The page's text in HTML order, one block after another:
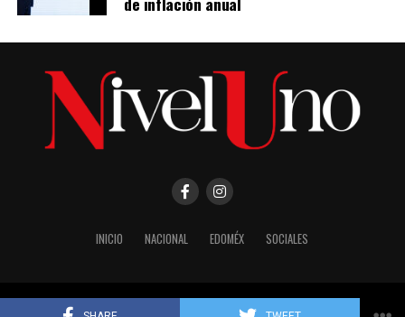
INICIO NACIONAL EDOMÉX SOCIALES
Copyright © 2024 Grama Studio SA de CV. www.gramastudio.com.mx